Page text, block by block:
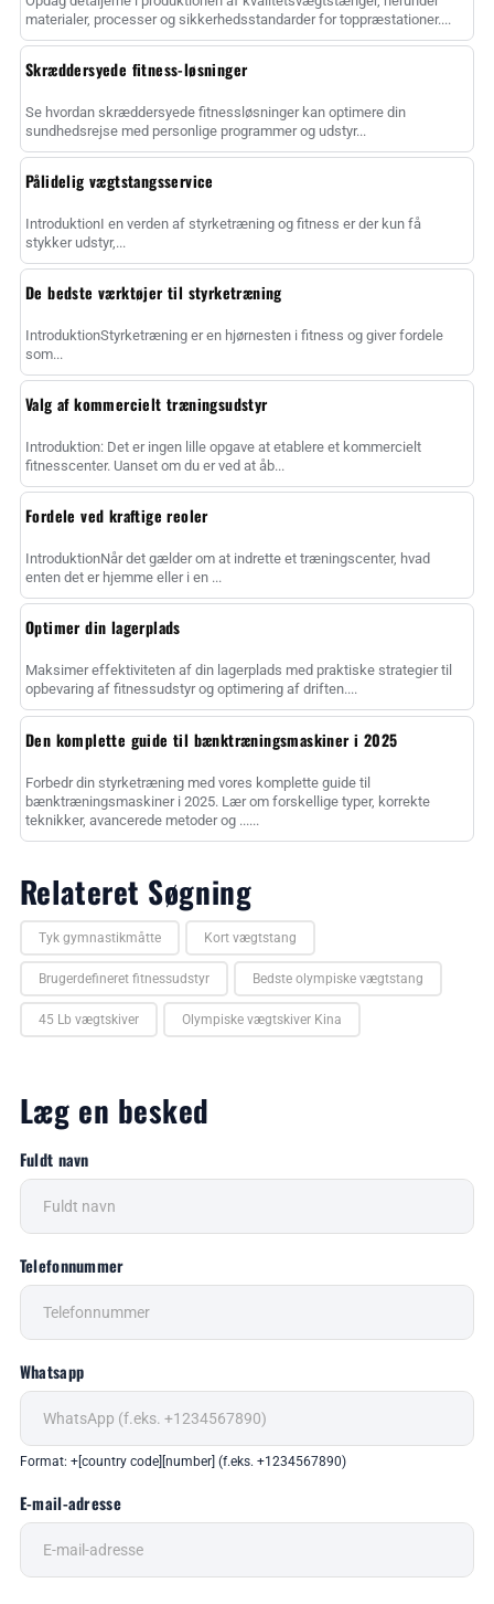
materialer, processer og sikkerhedsstandarder for toppræstationer....
Skræddersyede fitness-løsninger
Se hvordan skræddersyede fitnessløsninger kan optimere din
sundhedsrejse med personlige programmer og udstyr...
Pålidelig vægtstangsservice
IntroduktionI en verden af styrketræning og fitness er der kun få
stykker udstyr,...
De bedste værktøjer til styrketræning
IntroduktionStyrketræning er en hjørnesten i fitness og giver fordele
som...
Valg af kommercielt træningsudstyr
Introduktion: Det er ingen lille opgave at etablere et kommercielt
fitnesscenter. Uanset om du er ved at åb...
Fordele ved kraftige reoler
IntroduktionNår det gælder om at indrette et træningscenter, hvad
enten det er hjemme eller i en ...
Optimer din lagerplads
Maksimer effektiviteten af din lagerplads med praktiske strategier til
opbevaring af fitnessudstyr og optimering af driften....
Den komplette guide til bænktræningsmaskiner i 2025
Forbedr din styrketræning med vores komplette guide til
bænktræningsmaskiner i 2025. Lær om forskellige typer, korrekte
teknikker, avancerede metoder og ......
Relateret Søgning
Tyk gymnastikmåtte Kort vægtstang
Brugerdefineret fitnessudstyr Bedste olympiske vægtstang
45 Lb vægtskiver Olympiske vægtskiver Kina
Læg en besked
Fuldt navn
Telefonnummer
Whatsapp
Format: +[country code][number] (f.eks. +1234567890)
E-mail-adresse